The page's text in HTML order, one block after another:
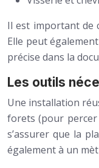
Il est important de
Elle peut
précise dans la
Les outils
Une installation
forets (pour
s’assurer que la
également à un